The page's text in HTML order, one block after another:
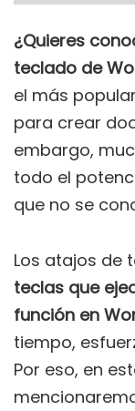
¿Quieres
teclado de
el más
para crear
embargo,
todo el
que no se
Los atajos de
teclas que
función en
tiempo,
Por eso, en